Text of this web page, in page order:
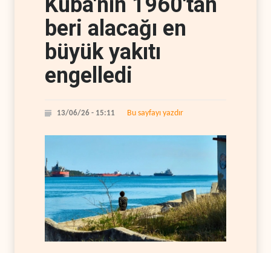
beri alacağı en
büyük yakıtı
engelledi
13/06/26 - 15:11 Bu sayfayı yazdır